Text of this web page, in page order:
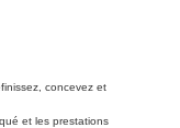
concevez et
et les prestations